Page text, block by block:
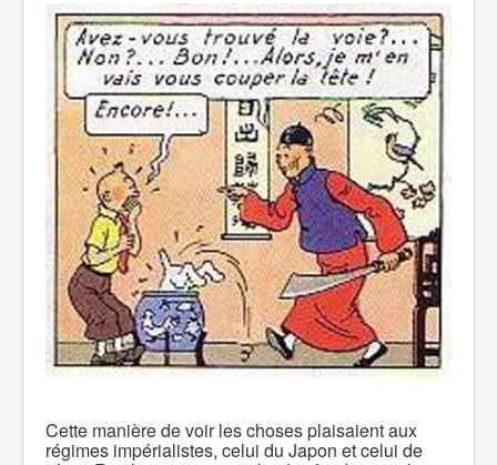
Cette manière de voir les choses plaisaient aux
régimes impérialistes, celui du Japon et celui de